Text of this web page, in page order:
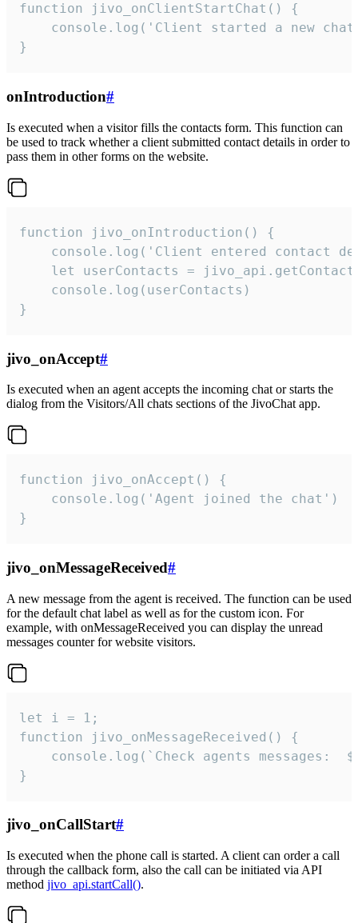
function jivo_onClientStartChat() {
console.log('Client started a new
}
onIntroduction#
Is executed when a visitor fills the contacts form. This function can
be used to track whether a client submitted contact details in order to
pass them in other forms on the website.
function jivo_onIntroduction() {
console.log('Client entered contact
let userContacts =
    console.log(userContacts)
}
jivo_onAccept#
Is executed when an agent accepts the incoming chat or starts the
dialog from the Visitors/All chats sections of the JivoChat app.
function jivo_onAccept() {
}
jivo_onMessageReceived#
A new message from the agent is received. The function can be used
for the default chat label as well as for the custom icon. For
example, with onMessageReceived you can display the unread
messages counter for website visitors.
let i = 1;
function jivo_onMessageReceived() {
}
jivo_onCallStart#
Is executed when the phone call is started. A client can order a call
through the callback form, also the call can be initiated via API
method jivo_api.startCall().